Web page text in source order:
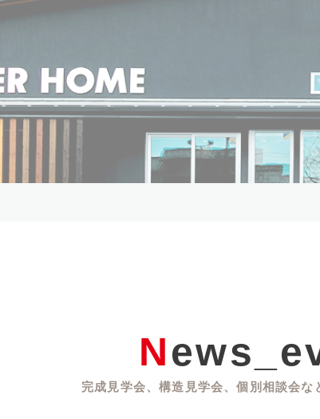
完成見学会、構造見学会、個別相談会な